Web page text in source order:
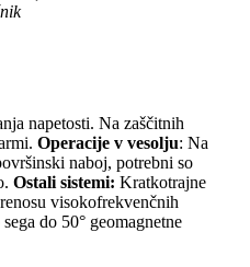
napetosti. Na zaščitnih
Operacije v vesolju: Na
naboj, potrebni so
Ostali sistemi: Kratkotrajne
visokofrekvenčnih
do 50° geomagnetne